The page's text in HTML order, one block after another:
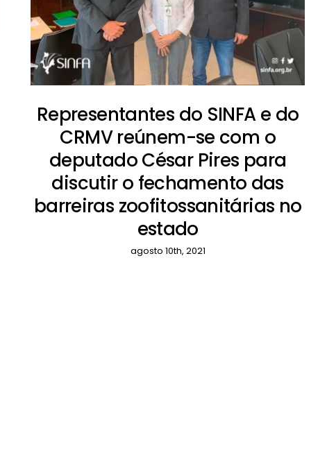
Representantes do SINFA e do
CRMV reúnem-se com o
deputado César Pires para
discutir o fechamento das
barreiras zoofitossanitárias no
estado
agosto 10th, 2021